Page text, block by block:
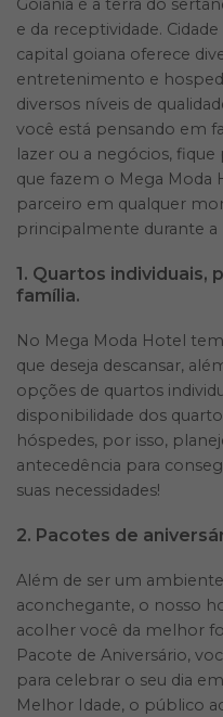
Goiânia é a terra do
e da receptividade.
capital goiana oferece
entretenimento e
diversos níveis de
você está pensando em
lazer ou a negócios,
que fazem o Mega Moda
parceiro em qualquer
principalmente durante a
1. Quartos individuais,
família.
No Mega Moda Hotel
que deseja descansar,
opções de quartos
disponibilidade dos
hóspedes, por isso,
antecedência para
suas necessidades!
2. Pacotes de
Além de ser um
aconchegante, o nosso
acolher você da melhor
Pacote de Aniversário,
para celebrar o seu dia
Melhor Idade, o público